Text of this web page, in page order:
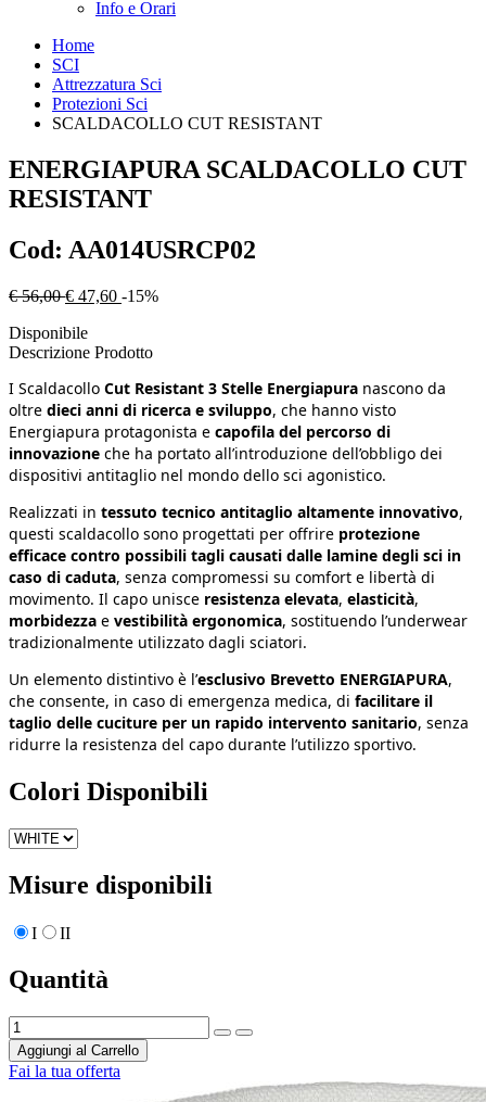
Info e Orari
Home
SCI
Attrezzatura Sci
Protezioni Sci
SCALDACOLLO CUT RESISTANT
ENERGIAPURA SCALDACOLLO CUT
RESISTANT
Cod: AA014USRCP02
€ 56,00 € 47,60 -15%
Disponibile
Descrizione Prodotto
I Scaldacollo Cut Resistant 3 Stelle Energiapura nascono da
oltre dieci anni di ricerca e sviluppo, che hanno visto
Energiapura protagonista e capofila del percorso di
innovazione che ha portato all’introduzione dell’obbligo dei
dispositivi antitaglio nel mondo dello sci agonistico.
Realizzati in tessuto tecnico antitaglio altamente innovativo,
questi scaldacollo sono progettati per offrire protezione
efficace contro possibili tagli causati dalle lamine degli sci in
caso di caduta, senza compromessi su comfort e libertà di
movimento. Il capo unisce resistenza elevata, elasticità,
morbidezza e vestibilità ergonomica, sostituendo l’underwear
tradizionalmente utilizzato dagli sciatori.
Un elemento distintivo è l’esclusivo Brevetto ENERGIAPURA,
che consente, in caso di emergenza medica, di facilitare il
taglio delle cuciture per un rapido intervento sanitario, senza
ridurre la resistenza del capo durante l’utilizzo sportivo.
Colori Disponibili
Misure disponibili
I II
Quantità
Aggiungi al Carrello
Fai la tua offerta